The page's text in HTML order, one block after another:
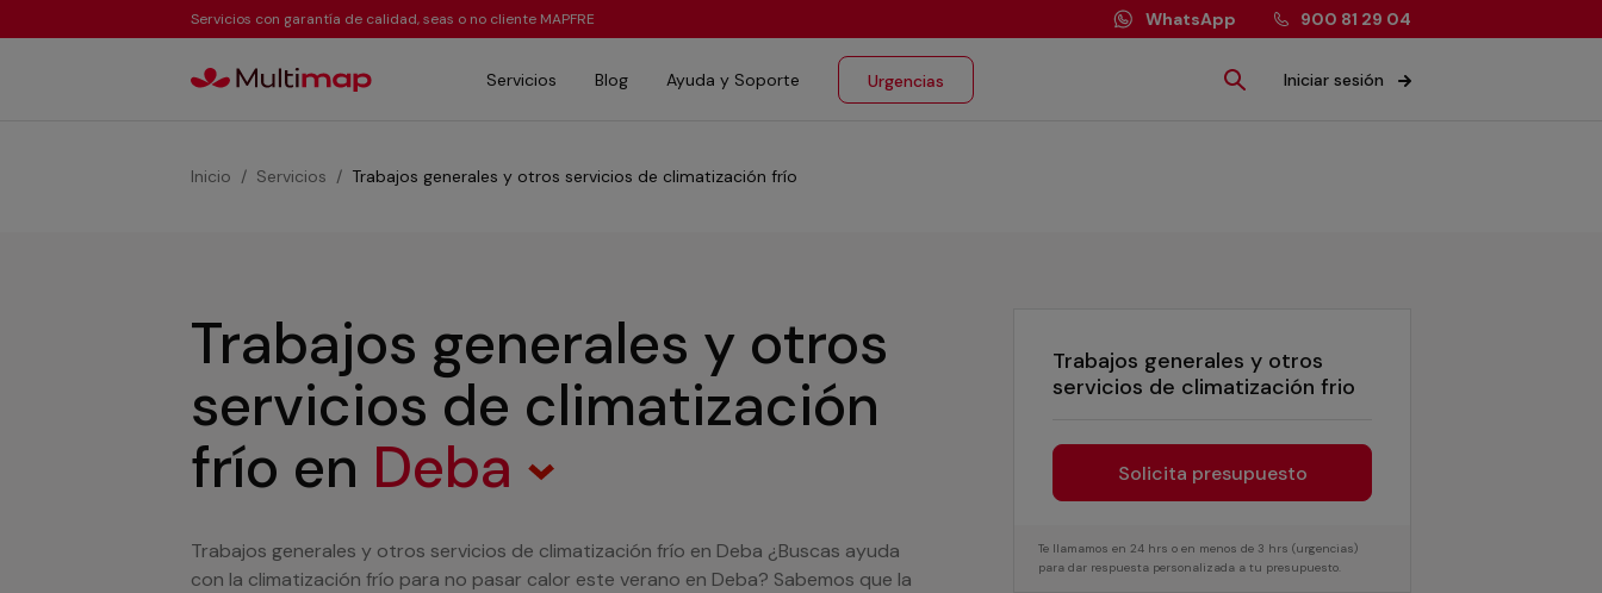
Servicios con garantía de calidad, seas o no cliente MAPFRE WhatsApp 900 81 29 04
Servicios Blog Ayuda y Soporte Urgencias Iniciar sesión
Inicio Servicios Trabajos generales y otros servicios de climatización frío
Trabajos generales y otros
servicios de climatización frio
Solicita presupuesto
Te llamamos en 24 hrs o en menos de 3 hrs (urgencias)
para dar respuesta personalizada a tu presupuesto.
Trabajos generales y otros
servicios de climatización
frío en Deba
Trabajos generales y otros servicios de climatización frío en Deba ¿Buscas ayuda
con la climatización frío para no pasar calor este verano en Deba? Sabemos que la